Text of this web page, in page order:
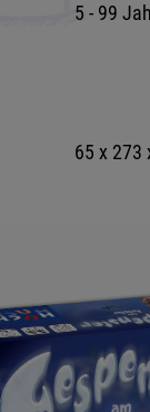
5 - 99
65 x 273